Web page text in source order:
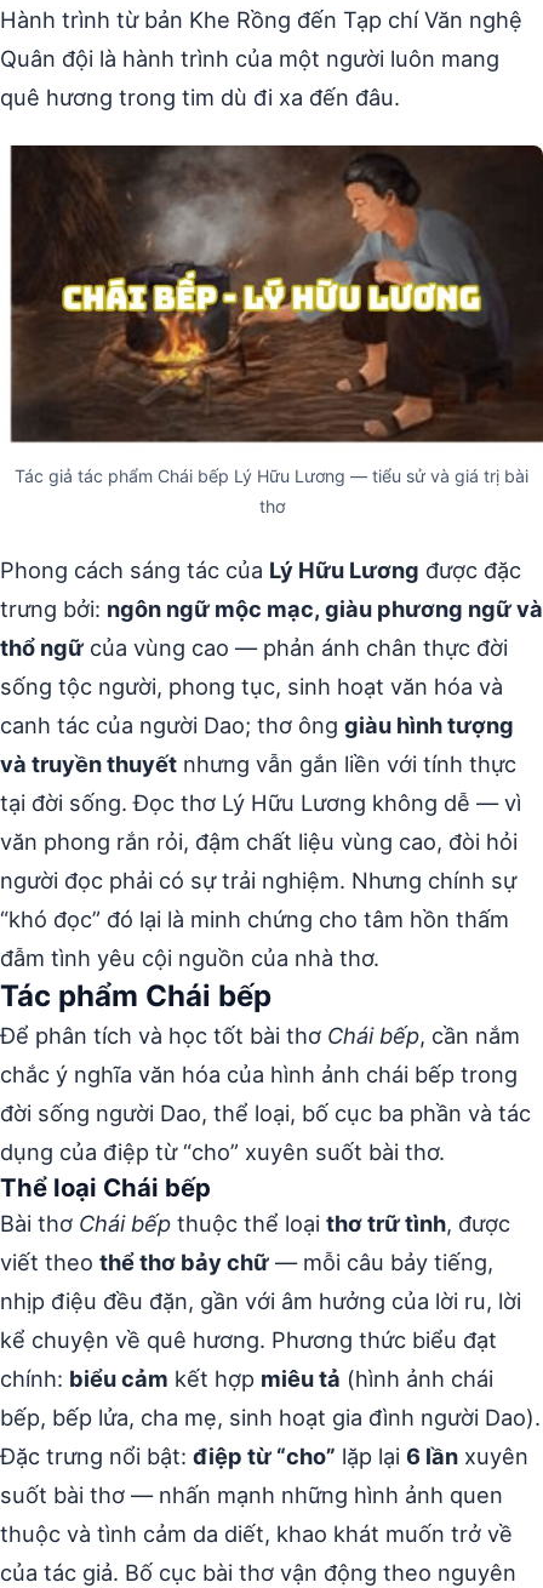
Hành trình từ bản Khe Rồng đến Tạp chí Văn nghệ
Quân đội là hành trình của một người luôn mang
quê hương trong tim dù đi xa đến đâu.
Tác giả tác phẩm Chái bếp Lý Hữu Lương — tiểu sử và giá trị bài
thơ
Phong cách sáng tác của Lý Hữu Lương được đặc
trưng bởi: ngôn ngữ mộc mạc, giàu phương ngữ và
thổ ngữ của vùng cao — phản ánh chân thực đời
sống tộc người, phong tục, sinh hoạt văn hóa và
canh tác của người Dao; thơ ông giàu hình tượng
và truyền thuyết nhưng vẫn gắn liền với tính thực
tại đời sống. Đọc thơ Lý Hữu Lương không dễ — vì
văn phong rắn rỏi, đậm chất liệu vùng cao, đòi hỏi
người đọc phải có sự trải nghiệm. Nhưng chính sự
“khó đọc” đó lại là minh chứng cho tâm hồn thấm
đẫm tình yêu cội nguồn của nhà thơ.
Tác phẩm Chái bếp
Để phân tích và học tốt bài thơ Chái bếp, cần nắm
chắc ý nghĩa văn hóa của hình ảnh chái bếp trong
đời sống người Dao, thể loại, bố cục ba phần và tác
dụng của điệp từ “cho” xuyên suốt bài thơ.
Thể loại Chái bếp
Bài thơ Chái bếp thuộc thể loại thơ trữ tình, được
viết theo thể thơ bảy chữ — mỗi câu bảy tiếng,
nhịp điệu đều đặn, gần với âm hưởng của lời ru, lời
kể chuyện về quê hương. Phương thức biểu đạt
chính: biểu cảm kết hợp miêu tả (hình ảnh chái
bếp, bếp lửa, cha mẹ, sinh hoạt gia đình người Dao).
Đặc trưng nổi bật: điệp từ “cho” lặp lại 6 lần xuyên
suốt bài thơ — nhấn mạnh những hình ảnh quen
thuộc và tình cảm da diết, khao khát muốn trở về
của tác giả. Bố cục bài thơ vận động theo nguyên